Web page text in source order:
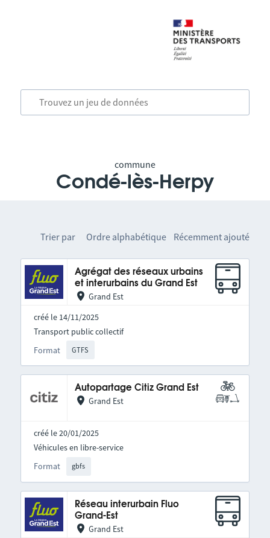
commune
Condé-lès-Herpy
Trier par Ordre alphabétique Récemment ajouté
Agrégat des réseaux urbains
et interurbains du Grand Est
Grand Est
créé le 14/11/2025
Format GTFS
Transport public collectif
Autopartage Citiz Grand Est
Grand Est
créé le 20/01/2025
Format gbfs
Véhicules en libre-service
Réseau interurbain Fluo
Grand-Est
Grand Est